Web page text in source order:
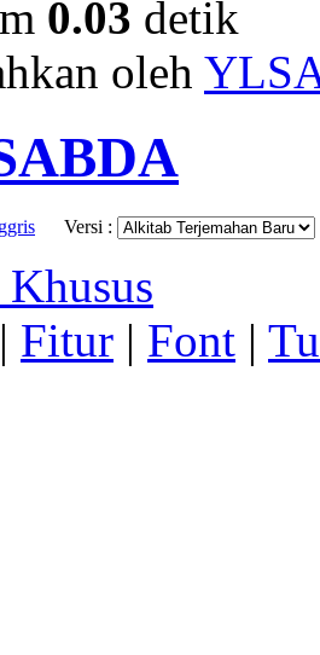
0.03 detik
oleh
Versi :
Khusus
| Fitur | Font |